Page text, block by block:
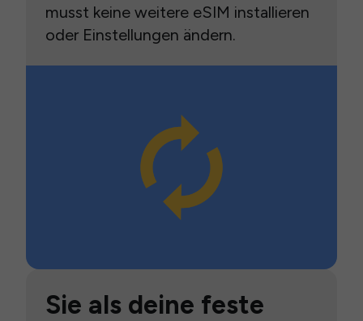
musst keine weitere eSIM installieren
oder Einstellungen ändern.
Sie als deine feste